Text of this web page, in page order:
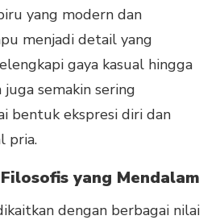
yang modern dan
menjadi detail yang
gaya kasual hingga
juga semakin sering
bentuk ekspresi diri dan
pria.
yang Mendalam
dengan berbagai nilai